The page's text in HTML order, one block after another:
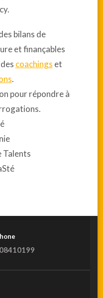
bilans de
et finançables
coachings et
.
pour répondre à
Talents